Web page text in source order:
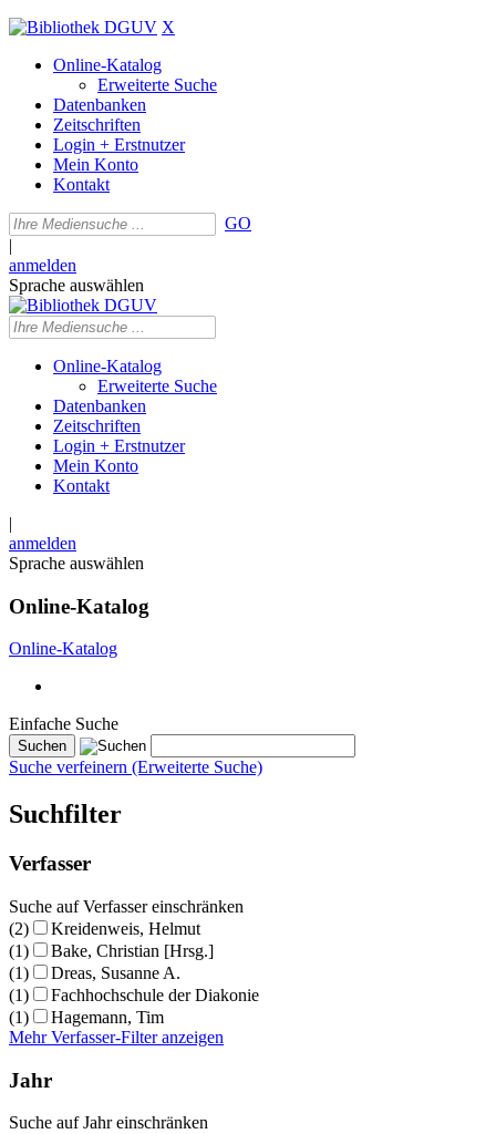
X
Online-Katalog
Erweiterte Suche
Datenbanken
Zeitschriften
Login + Erstnutzer
Mein Konto
Kontakt
GO
|
anmelden
Sprache auswählen
Online-Katalog
Erweiterte Suche
Datenbanken
Zeitschriften
Login + Erstnutzer
Mein Konto
Kontakt
|
anmelden
Sprache auswählen
Online-Katalog
Online-Katalog
Einfache Suche
Suche verfeinern (Erweiterte Suche)
Suchfilter
Verfasser
Suche auf Verfasser einschränken
(2)
Kreidenweis, Helmut
(1)
Bake, Christian [Hrsg.]
(1)
Dreas, Susanne A.
(1)
Fachhochschule der Diakonie
(1)
Hagemann, Tim
Mehr Verfasser-Filter anzeigen
Jahr
Suche auf Jahr einschränken